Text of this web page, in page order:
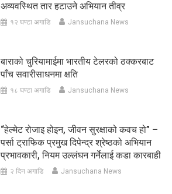
अव्यवस्थित तार हटाउने अभियान तीव्र
१२ घण्टा अगाडि Jansuchana News
बाराको चुरियामाईमा भारतीय टेलरको ठक्करबाट
पाँच सवारीसाधनमा क्षति
१८ घण्टा अगाडि Jansuchana News
“हेल्मेट रोजाइ होइन, जीवन सुरक्षाको कवच हो” –
पर्सा ट्राफिक प्रमुख दिपेन्द्र श्रेष्ठको अभियान
प्रभावकारी, नियम उल्लंघन गर्नेलाई कडा कारबाही
२ दिन अगाडि Jansuchana News